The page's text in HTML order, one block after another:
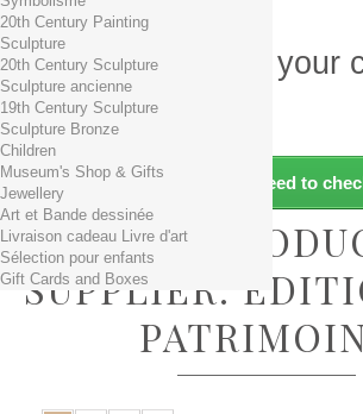
Total
There is 1 item in your
Total products (tax incl.)
Total shipping TTC
Total (tax incl.)
Continue shopping Proceed to
20th Century Painting
Sculpture
20th Century Sculpture
Sculpture ancienne
19th Century Sculpture
Sculpture Bronze
Children
Museum's Shop & Gifts
Jewellery
Art et Bande dessinée
Livraison cadeau Livre d'art
Sélection pour enfants
Gift Cards and Boxes
LIST OF
SUPPLIER: